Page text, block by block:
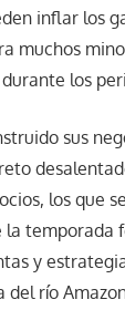
inflar los
muchos
los
sus
los que
temporada
y
río